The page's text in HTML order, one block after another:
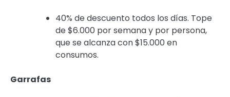
40% de descuento todos los días. Tope
de $6.000 por semana y por persona,
que se alcanza con $15.000 en
consumos.
Garrafas